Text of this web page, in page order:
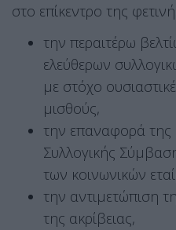
στο επίκεντρο της
την περαιτέρω
ελεύθερων
με στόχο
μισθούς,
την επαναφορά της
Συλλογικής
των κοινωνικών
την αντιμετώπιση
της ακρίβειας,